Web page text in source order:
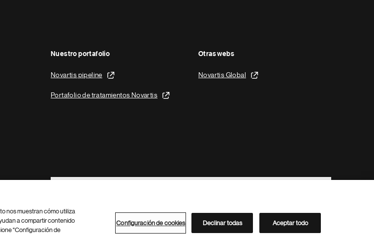
Nuestro portafolio
Novartis pipeline
Portafolio de tratamientos Novartis
Otras webs
Novartis Global
Footer Site Search
Directorio de Novartis
nos muestran cómo utiliza
a compartir contenido
"Configuración de
Configuración de cookies Declinar todas Aceptar todo